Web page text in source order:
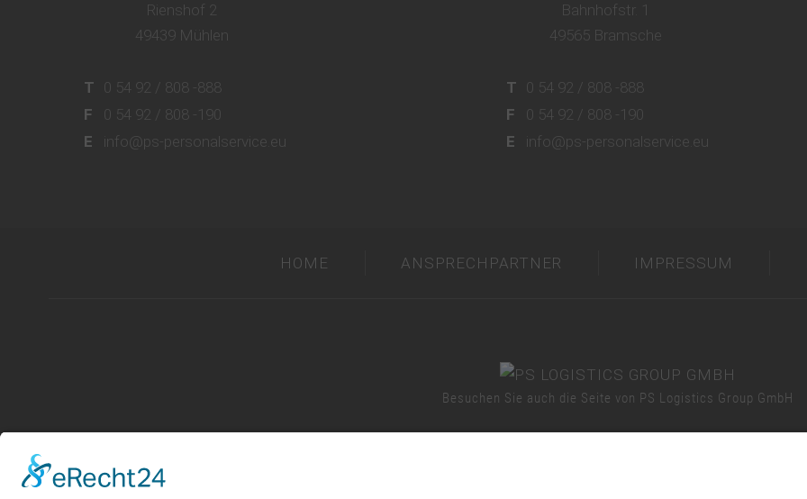
Rienshof 2
49439 Mühlen
T 0 54 92 / 808 -888
F
0 54 92 / 808 -190
E
info@ps-personalservice.eu
Bahnhofstr. 1
49565 Bramsche
T 0 54 92 / 808 -888
F
0 54 92 / 808 -190
E
info@ps-personalservice.eu
HOME ANSPRECHPARTNER IMPRESSUM
Besuchen Sie auch die Seite von PS Logistics Group GmbH